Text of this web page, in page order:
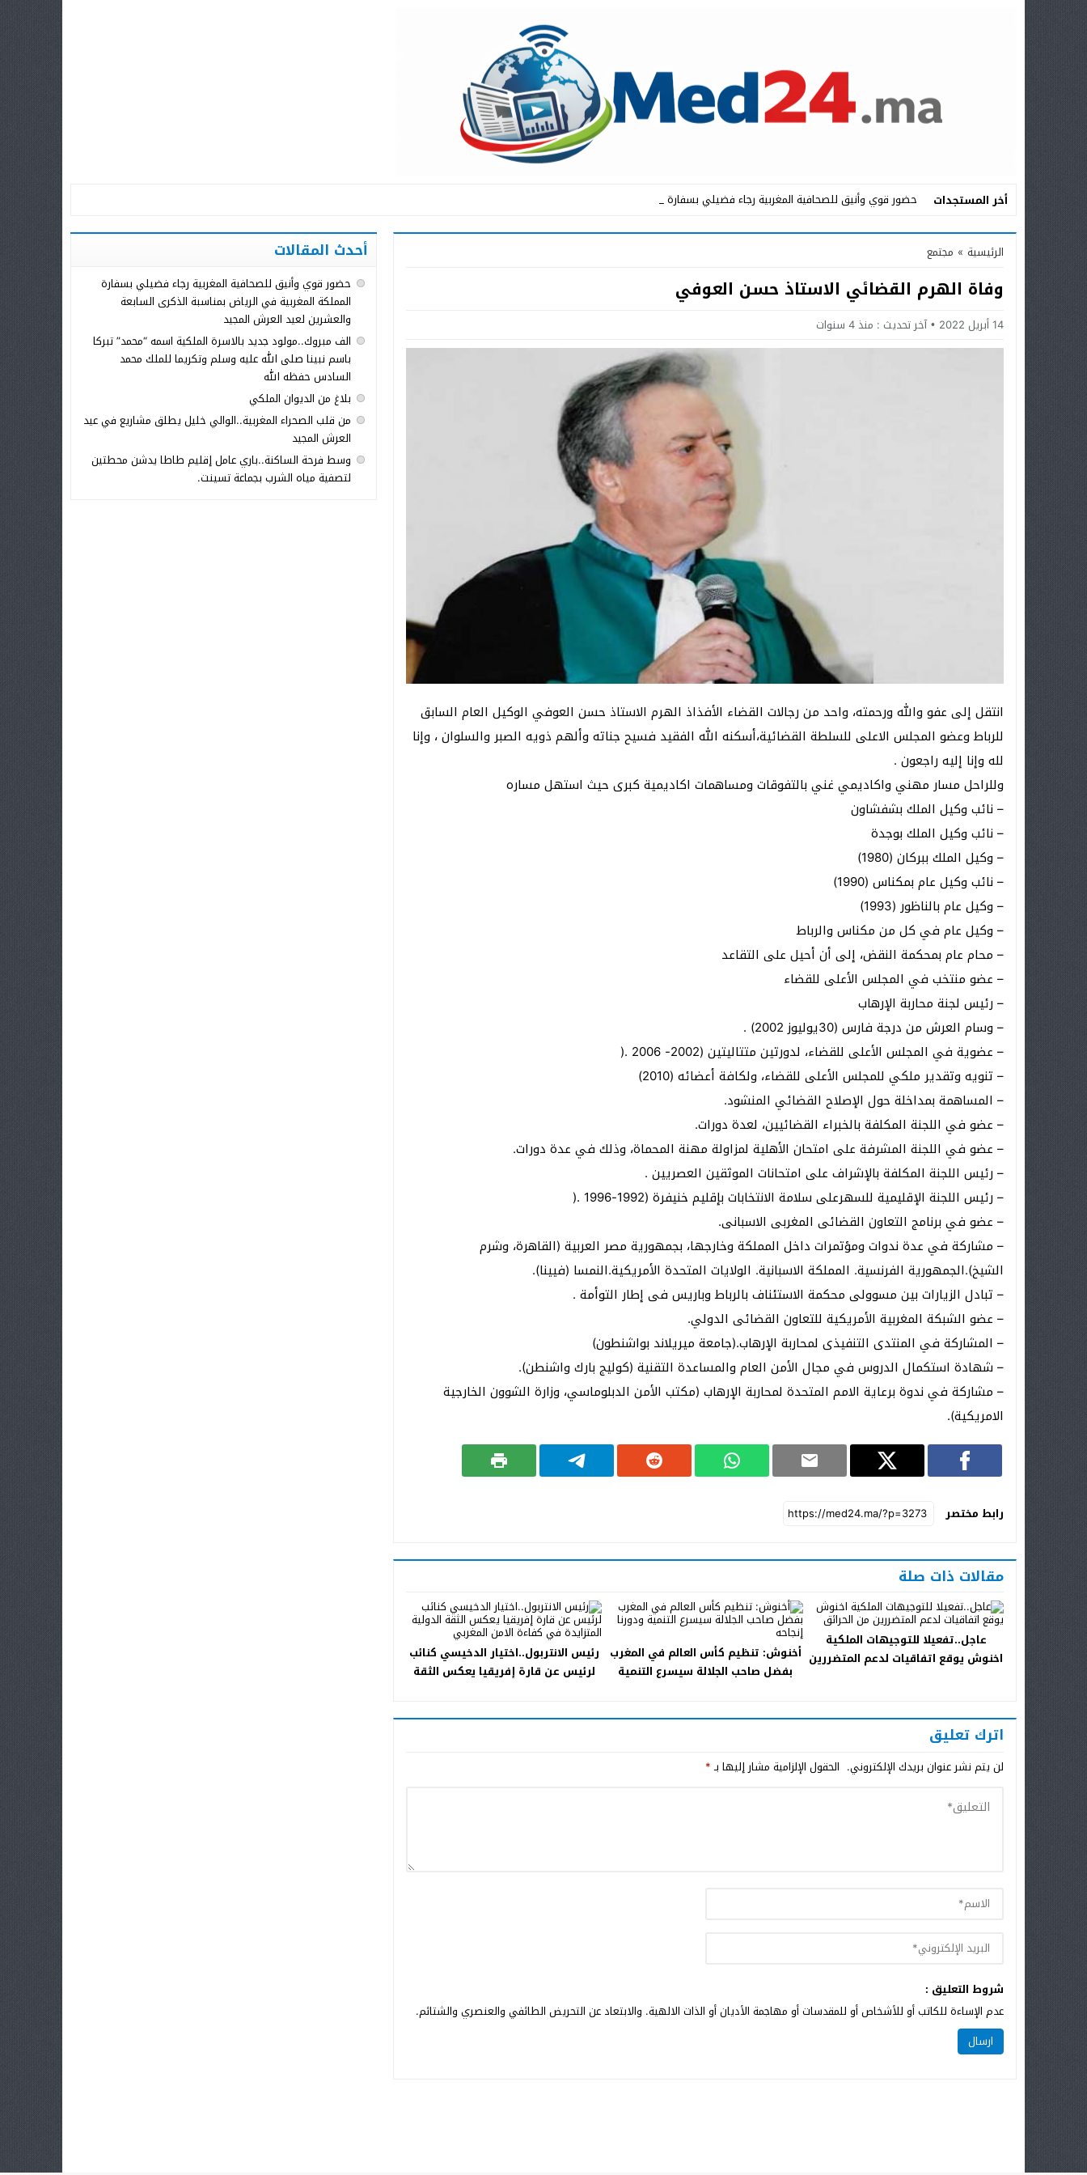
أخر المستجدات
حضور قوي وأنيق للصحافية المغربية رجاء فضيلي بسفارة المملكة ال _
Stop
Next
الرئيسية » مجتمع
وفاة الهرم القضائي الاستاذ حسن العوفي
14 أبريل 2022 آخر تحديث : منذ 4 سنوات
انتقل إلى عفو والله ورحمته، واحد من رجالات القضاء الأفذاذ الهرم الاستاذ حسن العوفي الوكيل العام السابق
للرباط وعضو المجلس الاعلى للسلطة القضائية،أسكنه الله الفقيد فسيح جناته وألهم ذويه الصبر والسلوان ، وإنا
لله وإنا إليه راجعون .
وللراحل مسار مهني واكاديمي غني بالتفوقات ومساهمات اكاديمية كبرى حيث استهل مساره
– نائب وكيل الملك بشفشاون
– نائب وكيل الملك بوجدة
– وكيل الملك ببركان (1980)
– نائب وكيل عام بمكناس (1990)
– وكيل عام بالناظور (1993)
– وكيل عام في كل من مكناس والرباط
– محام عام بمحكمة النقض، إلى أن أحيل على التقاعد
– عضو منتخب في المجلس الأعلى للقضاء
– رئيس لجنة محاربة الإرهاب
– وسام العرش من درجة فارس (30يوليوز 2002) .
– عضوية في المجلس الأعلى للقضاء، لدورتين متتاليتين (2002- 2006 .(
– تنويه وتقدير ملكي للمجلس الأعلى للقضاء، ولكافة أعضائه (2010)
– المساهمة بمداخلة حول الإصلاح القضائي المنشود.
– عضو في اللجنة المكلفة بالخبراء القضائيين، لعدة دورات.
– عضو في اللجنة المشرفة على امتحان الأهلية لمزاولة مهنة المحماة، وذلك في عدة دورات.
– رئيس اللجنة المكلفة بالإشراف على امتحانات الموثقين العصريين .
– رئيس اللجنة الإقليمية للسهرعلى سلامة الانتخابات بإقليم خنيفرة (1992-1996 .(
– عضو في برنامج التعاون القضائى المغربى الاسبانى.
– مشاركة في عدة ندوات ومؤتمرات داخل المملكة وخارجها، بجمهورية مصر العربية (القاهرة، وشرم
الشيخ).الجمهورية الفرنسية. المملكة الاسبانية. الولايات المتحدة الأمريكية.النمسا (فيينا).
– تبادل الزيارات بين مسوولى محكمة الاستئناف بالرباط وباريس فى إطار التوأمة .
– عضو الشبكة المغربية الأمريكية للتعاون القضائى الدولي.
– المشاركة في المنتدى التنفيذى لمحاربة الإرهاب.(جامعة ميريلاند بواشنطون)
– شهادة استكمال الدروس في مجال الأمن العام والمساعدة التقنية (كوليج بارك واشنطن).
– مشاركة في ندوة برعاية الامم المتحدة لمحاربة الإرهاب (مكتب الأمن الدبلوماسي، وزارة الشوون الخارجية
الامريكية).
رابط مختصر
مقالات ذات صلة
عاجل..تفعيلا للتوجيهات الملكية
اخنوش يوقع اتفاقيات لدعم المتضررين أخنوش: تنظيم كأس العالم في المغرب
بفضل صاحب الجلالة سيسرع التنمية
رئيس الانتربول..اختيار الدخيسي كنائب
لرئيس عن قارة إفريقيا يعكس الثقة
اترك تعليق
لن يتم نشر عنوان بريدك الإلكتروني. الحقول الإلزامية مشار إليها بـ*
شروط التعليق :
عدم الإساءة للكاتب أو للأشخاص أو للمقدسات أو مهاجمة الأديان أو الذات الالهية. والابتعاد عن التحريض الطائفي والعنصري والشتائم.
أحدث المقالات
حضور قوي وأنيق للصحافية المغربية رجاء فضيلي بسفارة
المملكة المغربية في الرياض بمناسبة الذكرى السابعة
والعشرين لعيد العرش المجيد
الف مبروك..مولود جديد بالاسرة الملكية اسمه “محمد” تبركا
باسم نبينا صلى الله عليه وسلم وتكريما للملك محمد
السادس حفظه الله
بلاغ من الديوان الملكي
من قلب الصحراء المغربية..الوالي خليل يطلق مشاريع في عيد
العرش المجيد
وسط فرحة الساكنة..باري عامل إقليم طاطا يدشن محطتين
لتصفية مياه الشرب بجماعة تسينت.